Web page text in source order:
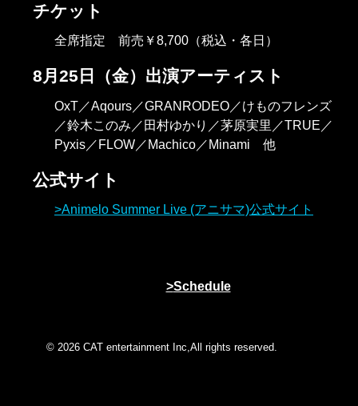
チケット
全席指定 前売￥8,700（税込・各日）
8月25日（金）出演アーティスト
OxT／Aqours／GRANRODEO／けものフレンズ
／鈴木このみ／田村ゆかり／茅原実里／TRUE／
Pyxis／FLOW／Machico／Minami 他
公式サイト
Animelo Summer Live (アニサマ)公式サイト
Schedule
© 2026 CAT entertainment Inc,All rights reserved.